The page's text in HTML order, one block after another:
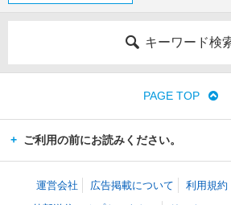
キーワード検
PAGE TOP
ご利用の前にお読みください。
運営会社 広告掲載について 利用規約